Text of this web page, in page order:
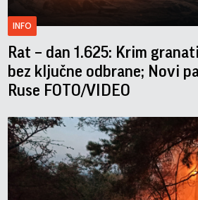
INFO
Rat – dan 1.625: Krim
bez ključne odbrane; Novi
Ruse FOTO/VIDEO